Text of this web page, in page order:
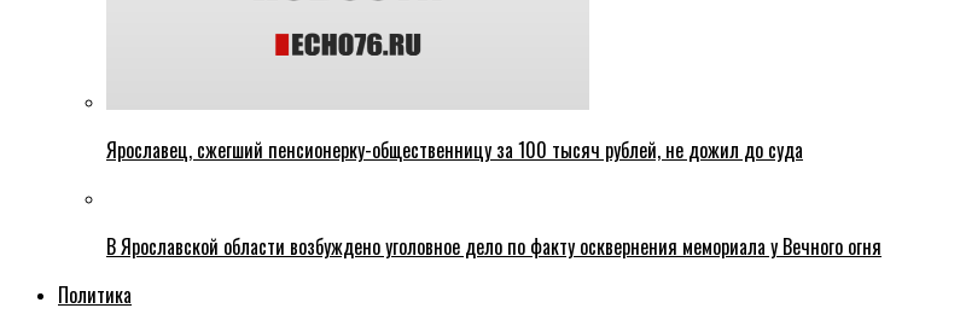
Ярославец, сжегший пенсионерку-общественницу за 100 тысяч рублей, не дожил до суда
В Ярославской области возбуждено уголовное дело по факту осквернения мемориала у Вечного огня
Политика